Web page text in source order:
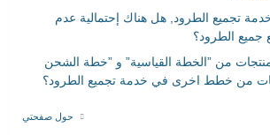
تجميع الطرود, هل هناك إحتمالية عدم
جميع الطرود؟
من ”الخطة القياسية” و ”خطة الشحن
من خطط اخرى في خدمة تجميع الطرود؟
حول صفحتي